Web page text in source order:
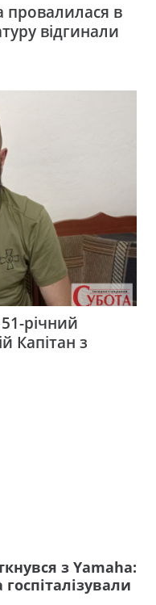
провалилася в
відгинали
річний
Капітан з
з Yamaha: